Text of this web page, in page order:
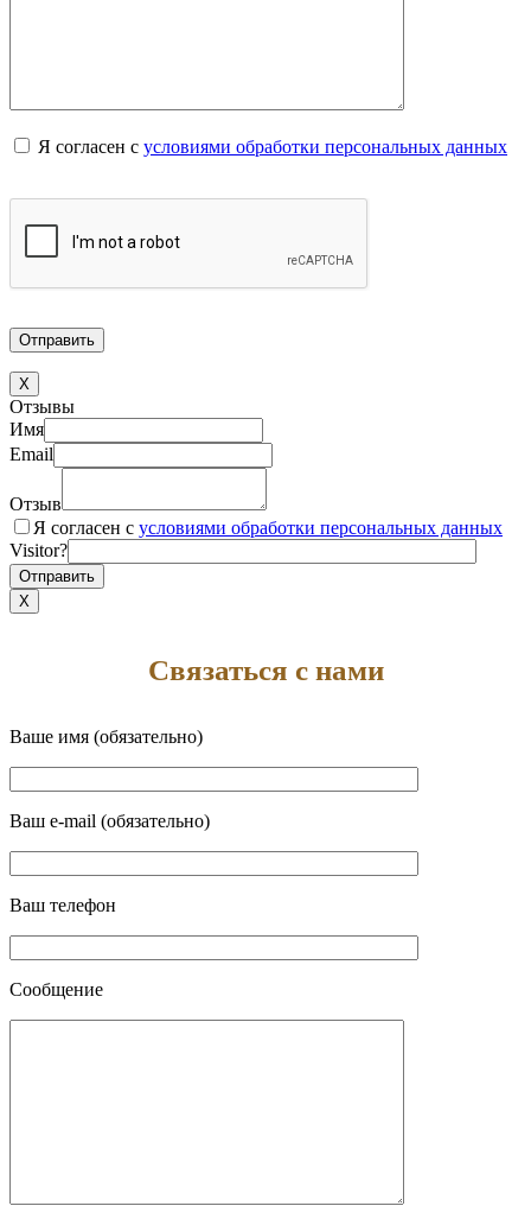
Я согласен с условиями обработки персональных данных
X
Отзывы
Имя
Email
Отзыв
Я согласен с условиями обработки персональных данных
Visitor?
X
Связаться с нами
Ваше имя (обязательно)
Ваш e-mail (обязательно)
Ваш телефон
Сообщение